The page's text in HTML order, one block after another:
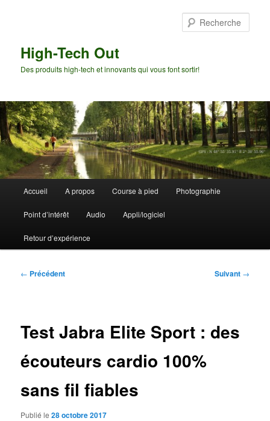
High-Tech Out
Des produits high-tech et innovants qui vous font sortir!
principal
Accueil A propos Course à pied Photographie
Point d’intérêt Audio Appli/logiciel
Retour d’expérience
Navigation
← Précédent Suivant →
Test Jabra Elite Sport : des
écouteurs cardio 100%
sans fil fiables
Publié le28 octobre 2017